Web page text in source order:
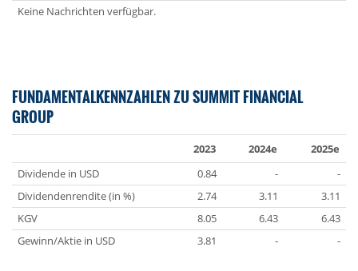
Keine Nachrichten verfügbar.
FUNDAMENTALKENNZAHLEN ZU SUMMIT FINANCIAL
GROUP
2023 2024e
2025e
Dividende in USD
0.84 -
-
Dividendenrendite (in %)
2.74 3.11
3.11
KGV
8.05 6.43
6.43
Gewinn/Aktie in USD
3.81 - -